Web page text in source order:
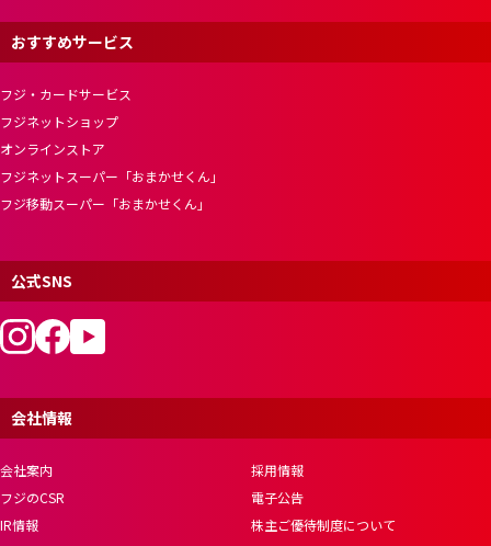
おすすめサービス
フジ・カードサービス
フジネットショップ
オンラインストア
フジネットスーパー「おまかせくん」
フジ移動スーパー「おまかせくん」
公式SNS
会社情報
会社案内
採用情報
フジのCSR
電子公告
IR情報
株主ご優待制度について